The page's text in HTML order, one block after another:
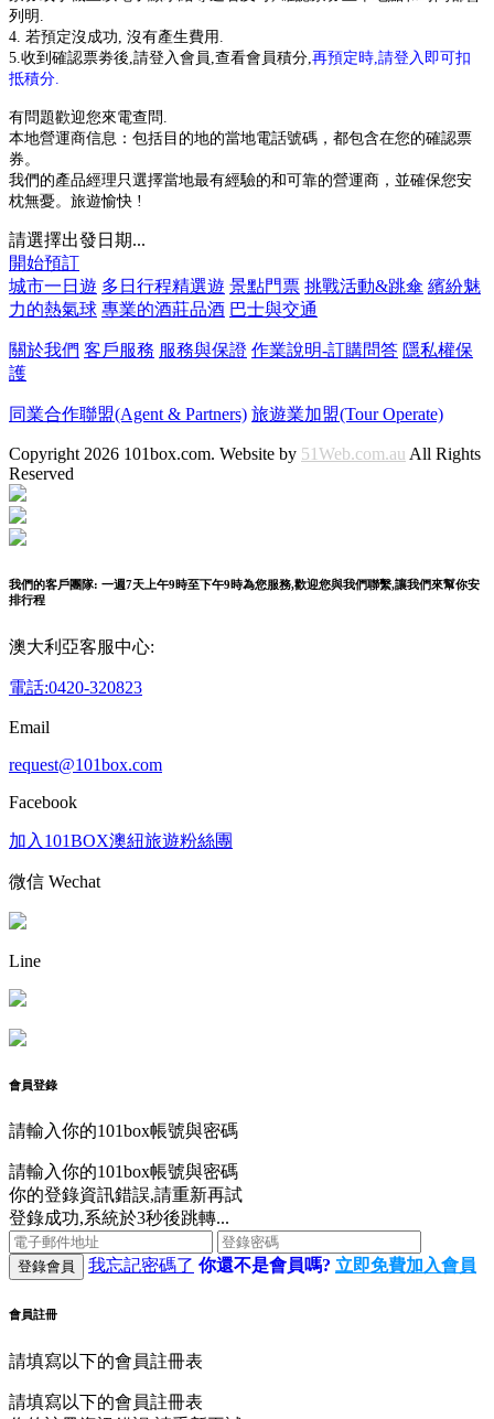
列明.
4. 若預定沒成功, 沒有產生費用.
5.收到確認票劵後,請登入會員, 查看會員積分, 再預定時,請登入即可扣
抵積分.
有問題歡迎您來電查問.
本地營運商信息：包括目的地的當地電話號碼，都包含在您的確認票
券。
我們的產品經理只選擇當地最有經驗的和可靠的營運商，並確保您安
枕無憂。旅遊愉快 !
請選擇出發日期...
開始預訂
城市一日遊 多日行程精選遊 景點門票 挑戰活動&跳傘 繽紛魅
力的熱氣球 專業的酒莊品酒 巴士與交通
關於我們 客戶服務 服務與保證 作業說明-訂購問答 隱私權保
護
同業合作聯盟(Agent & Partners) 旅遊業加盟(Tour Operate)
Copyright 2026 101box.com. Website by 51Web.com.au All Rights
Reserved
我們的客戶團隊: 一週7天上午9時至下午9時為您服務,歡迎您與我們聯繫,讓我們來幫你安
排行程
澳大利亞客服中心:
電話:0420-320823
Email
request@101box.com
Facebook
加入101BOX澳紐旅遊粉絲團
微信 Wechat
Line
會員登錄
請輸入你的101box帳號與密碼
請輸入你的101box帳號與密碼
你的登錄資訊錯誤,請重新再試
登錄成功,系統於3秒後跳轉...
登錄會員 我忘記密碼了 你還不是會員嗎? 立即免費加入會員
會員註冊
請填寫以下的會員註冊表
請填寫以下的會員註冊表